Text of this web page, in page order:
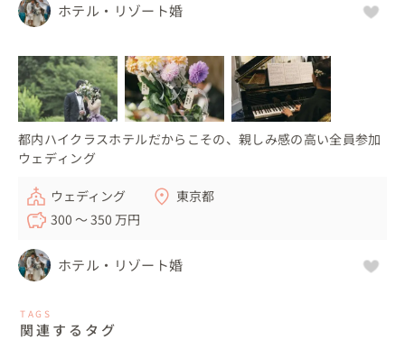
ホテル・リゾート婚
都内ハイクラスホテルだからこその、親しみ感の高い全員参加
ウェディング
ウェディング
東京都
300 〜 350 万円
ホテル・リゾート婚
TAGS
関連するタグ